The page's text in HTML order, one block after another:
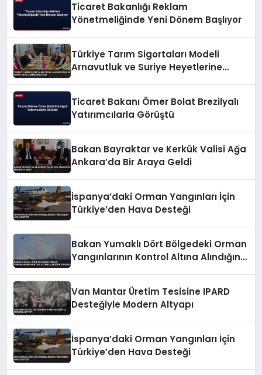
Ticaret Bakanlığı Reklam
Yönetmeliğinde Yeni Dönem Başlıyor
Türkiye Tarım Sigortaları Modeli
Arnavutluk ve Suriye Heyetlerine
Ticaret Bakanı Ömer Bolat Brezilyalı
Yatırımcılarla Görüştü
Bakan Bayraktar ve Kerkük Valisi Ağa
Ankara’da Bir Araya Geldi
İspanya’daki Orman Yangınları İçin
Türkiye’den Hava Desteği
Bakan Yumaklı Dört Bölgedeki Orman
Yangınlarının Kontrol Altına Alındığını
Van Mantar Üretim Tesisine IPARD
Desteğiyle Modern Altyapı
İspanya’daki Orman Yangınları İçin
Türkiye’den Hava Desteği